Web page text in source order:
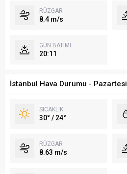
RÜZGAR
8.4 m/s
GÜN BATIMI
20:11
İstanbul Hava Durumu - Pazartesi
SICAKLIK
30° / 24°
RÜZGAR
8.63 m/s